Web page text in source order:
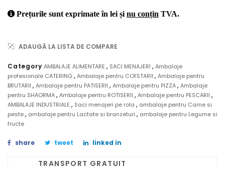
Prețurile sunt exprimate în lei și nu conțin TVA.
ADAUGĂ LA LISTA DE COMPARE
CategoryAMBALAJE ALIMENTARE, SACI MENAJERI,Ambalaje
profesionale CATERING, Ambalaje pentru COFETARII , Ambalaje pentru
BRUTARII , Ambalaje pentru PATISERII , Ambalaje pentru PIZZA, Ambalaje
pentru SHAORMA, Ambalaje pentru ROTISERII , Ambalaje pentru PESCARII ,
AMBALAJE INDUSTRIALE , Saci menajeri pe rola , ambalaje pentru Carne si
peste, ambalaje pentru Lactate si branzeturi , ambalaje pentru Legume si
fructe
share tweet linked in
TRANSPORT GRATUIT